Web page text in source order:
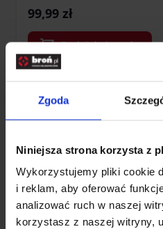
Zgoda
Niniejsza strona korzysta z
Wykorzystujemy pliki cookie
i reklam, aby oferować
analizować ruch w naszej
korzystasz z naszej witryny,
99,99 zł
Dodaj do koszyka